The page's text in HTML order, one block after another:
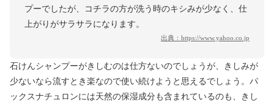
プーでしたが、コチラの方が洗う時のキシみが少なく、仕
上がりがサラサラになります。
出典： https://www.yahoo.co.jp
石けんシャンプーがきしむのは仕方ないのでしょうが、きしみが
少ないなら流すとき楽なので使い続けようと思えるでしょう。パ
ックスナチュロンには天然の保湿成分も含まれているのも、きし